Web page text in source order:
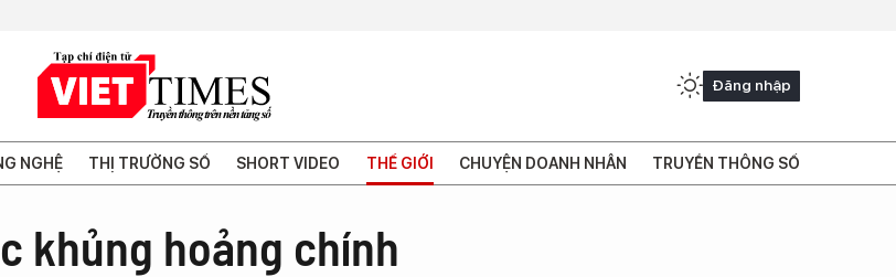
Đăng nhập
NGHỆ THỊ TRƯỜNG SỐ SHORT VIDEO THẾ GIỚI CHUYỆN DOANH NHÂN TRUYỀN THÔNG SỐ
khủng hoảng chính